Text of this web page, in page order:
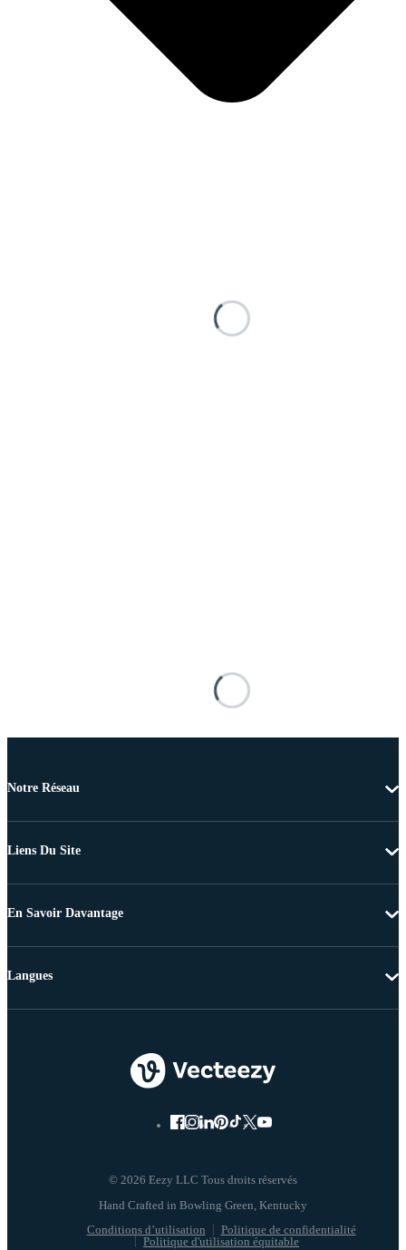
Notre Réseau
Liens Du Site
En Savoir Davantage
© 2026 Eezy LLC Tous droits réservés
Conditions d’utilisation
Politique de confidentialité
Politique d'utilisation équitable
Langues